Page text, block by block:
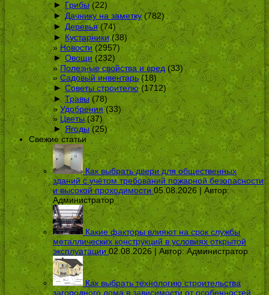
► Грибы(22)
► Дачнику на заметку (782)
► Деревья(74)
► Кустарники(38)
Новости(2957)
► Овощи (232)
Полезные свойства и вред(33)
Садовый инвентарь (18)
► Советы строителю(1712)
► Травы(78)
Удобрения(33)
Цветы(37)
► Ягоды(25)
Свежие статьи
Как выбрать двери для общественных
зданий с учётом требований пожарной безопасности
и высокой проходимости 05.08.2026 | Автор:
Администратор
Какие факторы влияют на срок службы
металлических конструкций в условиях открытой
эксплуатации 02.08.2026 | Автор:Администратор
Как выбрать технологию строительства
загородного дома в зависимости от особенностей